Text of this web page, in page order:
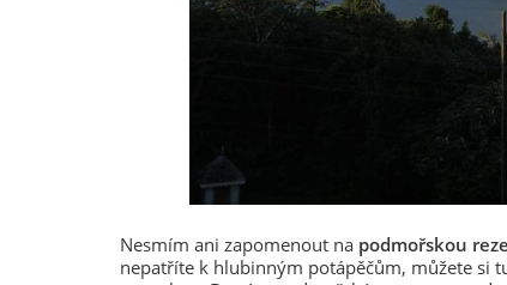
Nesmím ani zapomenout na podmořskou
nepatříte k hlubinným potápěčům, můžete si